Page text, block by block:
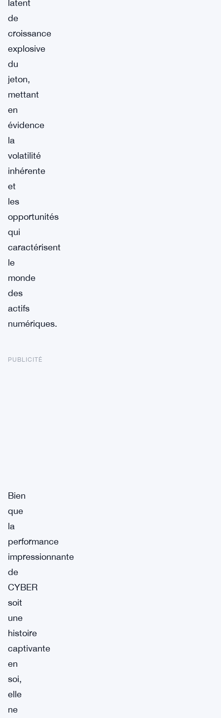
latent
de
croissance
explosive
du
jeton,
mettant
en
évidence
la
volatilité
inhérente
et
les
opportunités
qui
caractérisent
le
monde
des
actifs
numériques.
PUBLICITÉ
Bien
que
la
performance
impressionnante
de
CYBER
soit
une
histoire
captivante
en
soi,
elle
ne